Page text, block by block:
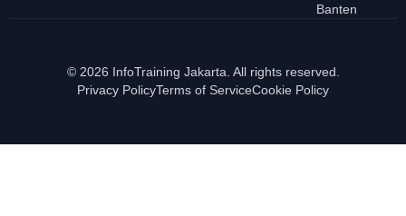
Banten
© 2026 InfoTraining Jakarta. All rights reserved.
Privacy PolicyTerms of ServiceCookie Policy